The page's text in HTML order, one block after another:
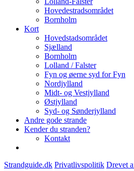
Hovedestradsområdet
Bornholm
Kort
Hovedstadsområdet
Sjælland
Bornholm
Lolland / Falster
Fyn og øerne syd for Fyn
Nordjylland
Midt- og Vestjylland
Østjylland
Syd- og Sønderjylland
Andre gode strande
Kender du stranden?
Kontakt
Strandguide.dk Privatlivspolitik Drevet